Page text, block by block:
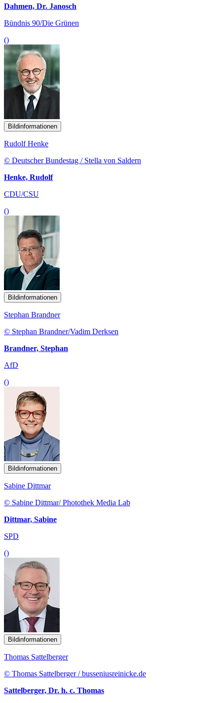
Dahmen, Dr. Janosch
Bündnis 90/Die Grünen
()
Bildinformationen
Rudolf Henke
© Deutscher Bundestag / Stella von Saldern
Henke, Rudolf
CDU/CSU
()
Bildinformationen
Stephan Brandner
© Stephan Brandner/Vadim Derksen
Brandner, Stephan
AfD
()
Bildinformationen
Sabine Dittmar
© Sabine Dittmar/ Photothek Media Lab
Dittmar, Sabine
SPD
()
Bildinformationen
Thomas Sattelberger
© Thomas Sattelberger / busseniusreinicke.de
Sattelberger, Dr. h. c. Thomas